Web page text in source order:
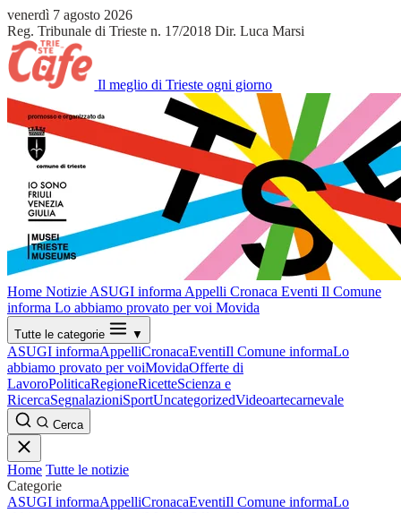
venerdì 7 agosto 2026
Reg. Tribunale di Trieste n. 17/2018 Dir. Luca Marsi
Il meglio di Trieste ogni giorno
Home Notizie ASUGI informa Appelli Cronaca Eventi Il Comune
informa Lo abbiamo provato per voi Movida
Tutte le categorie ▼
ASUGI informaAppelliCronacaEventiIl Comune informaLo
abbiamo provato per voiMovidaOfferte di
LavoroPoliticaRegioneRicetteScienza e
RicercaSegnalazioniSportUncategorizedVideoartecarnevale
Cerca
Home Tutte le notizie
Categorie
ASUGI informaAppelliCronacaEventiIl Comune informaLo